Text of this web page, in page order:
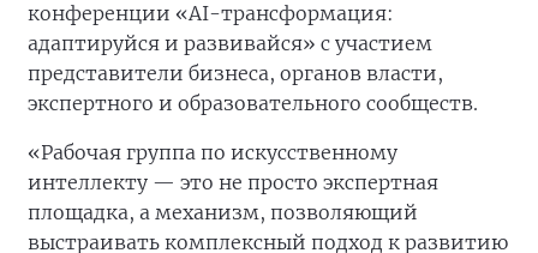
конференции «AI-трансформация:
адаптируйся и развивайся» с участием
представители бизнеса, органов власти,
экспертного и образовательного сообществ.
«Рабочая группа по искусственному
интеллекту — это не просто экспертная
площадка, а механизм, позволяющий
выстраивать комплексный подход к развитию